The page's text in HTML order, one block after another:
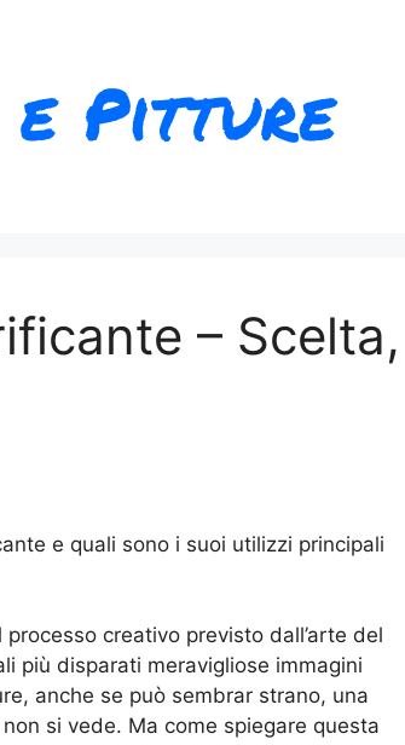
– Scelta,
e quali sono i suoi utilizzi principali
creativo previsto dall’arte del
più disparati meravigliose immagini
anche se può sembrar strano, una
si vede. Ma come spiegare questa